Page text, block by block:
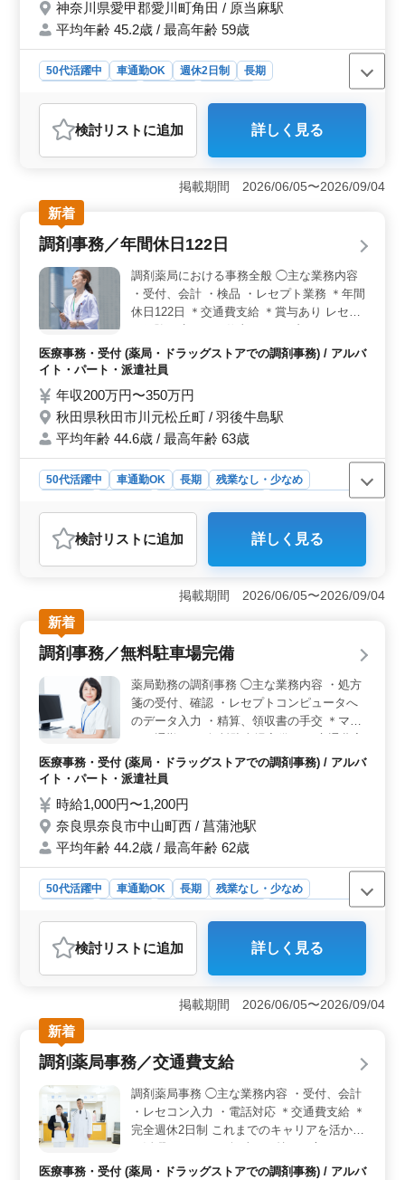
神奈川県愛甲郡愛川町角田 / 原当麻駅
平均年齢 45.2歳 / 最高年齢 59歳
50代活躍中 車通勤OK 週休2日制
長期
医療事務・受付
おすすめポイント
＜働きやすい環境＞ 完全週休2日制（土日祝休み）で予
定が立てやすく、残業なしの勤務環境です。長期的に安
定して働きながら、無理なく仕事と生活を両立できま
す。 ＜経験を活かせる＞ 処方せん入力や保険請
求、来客・電話対応など幅広い業務を担当します。これ
までの診療報酬請求経験を活かし、薬局受付事務として
即戦力で活躍できます。 ＜通勤＋待遇充実＞ 無料
駐車場完備でマイカー通勤が可能なため通勤しやすい環
境です。交通費支給や社会保険など福利厚生も整ってお
り、安心して長く働ける環境です。
検討リスト に追加 詳しく見る
掲載期間 2026/06/05〜2026/09/04
新着
調剤事務／年間休日122日
調剤薬局における事務全般 ◯主な業務内容
・受付、会計 ・検品 ・レセプト業務 ＊年間
休日122日 ＊交通費支給 ＊賞与あり レセプ
ト経験が生きるお仕事です。 ブランクがあ
る方でも丁寧にお教えします！
医療事務・受付 (薬局・ドラッグストアでの調剤事務) / アルバ
イト・パート・派遣社員
年収200万円〜350万円
秋田県秋田市川元松丘町 / 羽後牛島駅
平均年齢 44.6歳 / 最高年齢 63歳
50代活躍中 車通勤OK 長期
残業なし・少なめ
医療事務・受付
おすすめポイント
＜年間休日122日で働きやすい＞ 年間休日122日で土日
祝休みのため、予定を立てやすくプライベートも充実で
ながら長く勤務しやすい環境です。 ＜調剤事務経験
を活かせる＞ 受付・会計・検品・レセプト業務など幅
広い業務を担当します。これまでの診療報酬請求経験を
活用でき、ブランクがある方も経験を活かして活躍でき
可能で通いやすく、交通費支給により通勤負担を抑えら
れる環境です。賞与や社会保険など福利厚生も整ってお
り、安心して長く働ける環境です。
検討リスト に追加 詳しく見る
掲載期間 2026/06/05〜2026/09/04
新着
調剤事務／無料駐車場完備
薬局勤務の調剤事務 ◯主な業務内容 ・処方
箋の受付、確認 ・レセプトコンピュータへ
のデータ入力 ・精算、領収書の手交 ＊マイ
費支給（上限なし） レセプトができる事務
員さんを募集します。 シニア世代が活躍し
医療事務・受付 (薬局・ドラッグストアでの調剤事務) / アルバ
イト・パート・派遣社員
時給1,000円〜1,200円
奈良県奈良市中山町西 / 菖蒲池駅
平均年齢 44.2歳 / 最高年齢 62歳
50代活躍中 車通勤OK 長期
残業なし・少なめ
医療事務・受付
おすすめポイント
＜車通勤OKで通いやすい＞ マイカー通勤が可能で無料
駐車場も完備しており、通勤負担を抑えられる環境で
す。残業なしのため、無理なく安定した勤務を続けやす
い職場です。 ＜調剤事務経験を活かせる＞ 処方箋
受付、データ入力、精算対応、レセプト業務などを担当
します。これまでの調剤事務経験や診療報酬請求の知識
を活かして活躍できます。 ＜安心の待遇で長く働け
ど福利厚生も整っており、経験を活かしながら安心して
長く働ける環境です。
検討リスト に追加 詳しく見る
掲載期間 2026/06/05〜2026/09/04
新着
調剤薬局事務／交通費支給
調剤薬局事務 ◯主な業務内容 ・受付、会計
・レセコン入力 ・電話対応 ＊交通費支給 ＊
完全週休2日制 これまでのキャリアを活かし
お気軽にご応募ください。
医療事務・受付 (薬局・ドラッグストアでの調剤事務) / アルバ